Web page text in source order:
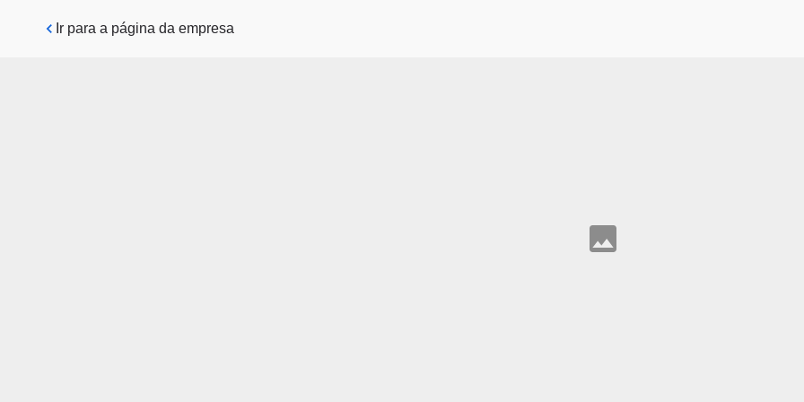
Pular para o conteúdo principal
Ir para a página da empresa